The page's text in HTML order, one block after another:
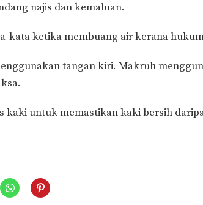
najis dan kemaluan.
kata ketika membuang air kerana
tangan kiri. Makruh
kaki untuk memastikan kaki bersih